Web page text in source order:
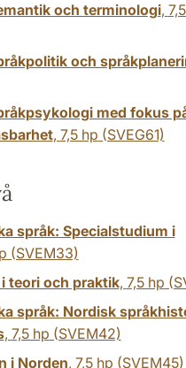
och terminologi,
och
med fokus
, 7,5 hp (SVEG61)
språk: Specialstudium i
(SVEM33)
teori och praktik, 7,5 hp
språk: Nordisk
, 7,5 hp (SVEM42)
i Norden, 7,5 hp (SVEM45)